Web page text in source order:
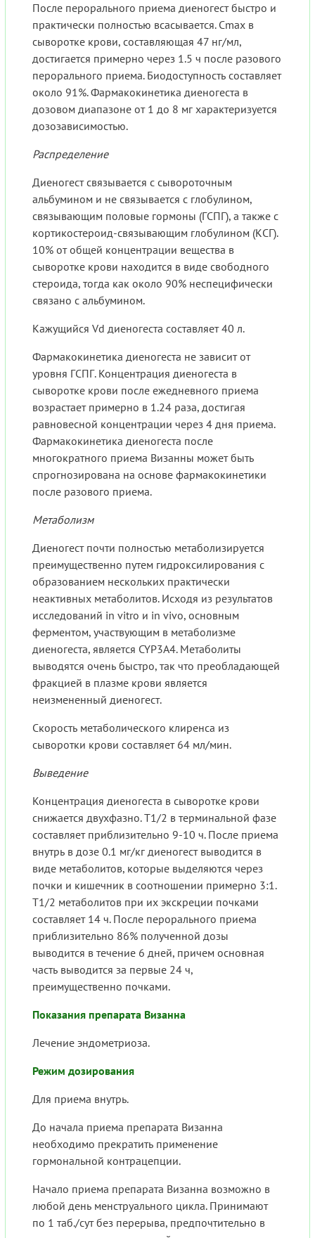
После перорального приема диеногест быстро и
практически полностью всасывается. Cmax в
сыворотке крови, составляющая 47 нг/мл,
достигается примерно через 1.5 ч после разового
перорального приема. Биодоступность составляет
около 91%. Фармакокинетика диеногеста в
дозовом диапазоне от 1 до 8 мг характеризуется
дозозависимостью.
Распределение
Диеногест связывается с сывороточным
альбумином и не связывается с глобулином,
связывающим половые гормоны (ГСПГ), а также с
кортикостероид-связывающим глобулином (КСГ).
10% от общей концентрации вещества в
сыворотке крови находится в виде свободного
стероида, тогда как около 90% неспецифически
связано с альбумином.
Кажущийся Vd диеногеста составляет 40 л.
Фармакокинетика диеногеста не зависит от
уровня ГСПГ. Концентрация диеногеста в
сыворотке крови после ежедневного приема
возрастает примерно в 1.24 раза, достигая
равновесной концентрации через 4 дня приема.
Фармакокинетика диеногеста после
многократного приема Визанны может быть
спрогнозирована на основе фармакокинетики
после разового приема.
Метаболизм
Диеногест почти полностью метаболизируется
преимущественно путем гидроксилирования с
образованием нескольких практически
неактивных метаболитов. Исходя из результатов
исследований in vitro и in vivo, основным
ферментом, участвующим в метаболизме
диеногеста, является CYP3A4. Метаболиты
выводятся очень быстро, так что преобладающей
фракцией в плазме крови является
неизмененный диеногест.
Скорость метаболического клиренса из
сыворотки крови составляет 64 мл/мин.
Выведение
Концентрация диеногеста в сыворотке крови
снижается двухфазно. T1/2 в терминальной фазе
составляет приблизительно 9-10 ч. После приема
внутрь в дозе 0.1 мг/кг диеногест выводится в
виде метаболитов, которые выделяются через
почки и кишечник в соотношении примерно 3:1.
T1/2 метаболитов при их экскреции почками
составляет 14 ч. После перорального приема
приблизительно 86% полученной дозы
выводится в течение 6 дней, причем основная
часть выводится за первые 24 ч,
преимущественно почками.
Показания препарата Визанна
Лечение эндометриоза.
Режим дозирования
Для приема внутрь.
До начала приема препарата Визанна
необходимо прекратить применение
гормональной контрацепции.
Начало приема препарата Визанна возможно в
любой день менструального цикла. Принимают
по 1 таб./сут без перерыва, предпочтительно в